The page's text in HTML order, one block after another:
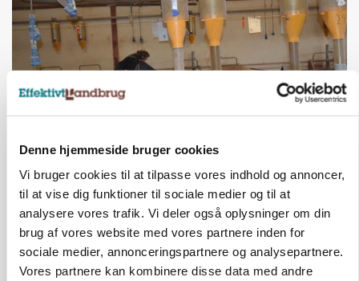
Denne hjemmeside bruger cookies
Vi bruger cookies til at tilpasse vores indhold og annoncer,
til at vise dig funktioner til sociale medier og til at
analysere vores trafik. Vi deler også oplysninger om din
brug af vores website med vores partnere inden for
sociale medier, annonceringspartnere og analysepartnere.
Vores partnere kan kombinere disse data med andre
GRISE
Rådgiver om DB-Tjek: Små justeringer kan give
store besparelser
Annonce
Loading...